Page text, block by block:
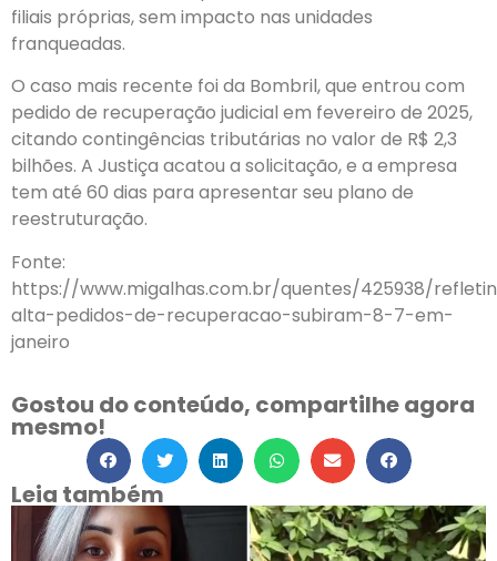
filiais próprias, sem impacto nas unidades
franqueadas.
O caso mais recente foi da Bombril, que entrou com
pedido de recuperação judicial em fevereiro de 2025,
citando contingências tributárias no valor de R$ 2,3
bilhões. A Justiça acatou a solicitação, e a empresa
tem até 60 dias para apresentar seu plano de
reestruturação.
Fonte:
https://www.migalhas.com.br/quentes/425938/
alta-pedidos-de-recuperacao-subiram-8-7-em-
janeiro
Gostou do conteúdo, compartilhe agora
mesmo!
Leia também